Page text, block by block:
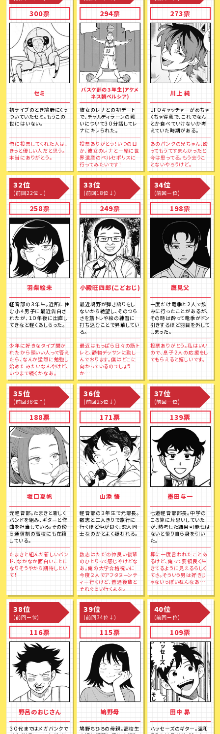
300票
セミ
初ライブのとき鳩野にくっ
ついていたセミ。もうこの
世にはいない。
俺に投票してくれた人は、
きっと優しい人だと思う。
本当にありがとう。
294票
バスケ部の３年生(アケメ
ネス朝ペルシア)
彼女のレナとの初デート
で、チャルディラーンの戦
いについて３０分話してレ
ナにキレられた。
投票ありがとう！いつの日
か、彼女のレナと一緒に世
界遺産のペルセポリスに
行ってみたいです！
273票
川上 純
UFOキャッチャーがめちゃ
くちゃ得意で、これでなん
とか食べていけないか考
えていた時期がある。
あのパンクの兄ちゃん、殴
ってもうてすまんかったと
今は思ってる。もう会うこ
とないやろうけど。
32位
(前回22位↓)
258票
羽柴絵未
軽音部の３年生。近所に住
む小４男子に最近告白さ
れたが、１０年後に出直し
てきなと軽くあしらった。
少年に好きなタイプ聞か
れたから頭いい人って答え
たら、なんか猛烈に勉強し
始めたみたいなんやけど、
いつまで続くかなあ。
33位
(前回18位↓)
249票
小殿旺四郎(こどおじ)
最近鳩野が弾き語りをし
ないから絶望し、そのつら
さを筋トレや絵の練習に
打ち込むことで昇華してい
る。
最近はもっぱら日々の筋ト
レと、静物デッサンに勤し
んでおります。僕はどこに
向かっているのでしょう
か…
34位
(前回ー位)
198票
鷹見父
一度だけ竜季と２人で飲
みに行ったことがあるが、
その時は酔って竜季がドン
引きするほど羽目を外して
しまった。
投票ありがとう。私はいい
ので、息子２人の応援をし
てもらえると嬉しいです。
35位
(前回38位↑)
188票
坂口夏帆
元軽音部。たまきと新しく
バンドを組み、ギターと作
曲を担当している。その傍
ら通信制の高校にも在籍
している。
たまきと組んだ新しいバン
ド、なかなか面白いことに
なりそうやから期待しとい
て！
36位
(前回25位↓)
171票
山添 悟
軽音部の３年生で元部長。
数志と二人きりで旅行に
行くほど仲が良く、恋人同
士なのかとよく疑われる。
数志はただの仲良い後輩
のひとりって感じやけどな
あ。俺の大学合格祝いに
今度２人でアフタヌーンテ
ィー行くけど、普通後輩と
それぐらい行くよな。
37位
(前回ー位)
139票
墨田与一
七道軽音部部長。中学の
ころ算に片思いしていた
が、熟考した結果可能性は
ないと悟り自ら身を引い
た。
算に一度言われたことあ
るけど、俺って要領良く生
きてるように見えるらしく
てさ。そういう男は好きじ
ゃないっぽいねんなあ…
38位
(前回ー位)
116票
野呂のおじさん
３０代まではメガバンクで
39位
(前回34位↓)
115票
鳩野母
鳩野ちひろの母親。高校生
40位
(前回ー位)
109票
田中 昴
ハッセーズのギター。温和